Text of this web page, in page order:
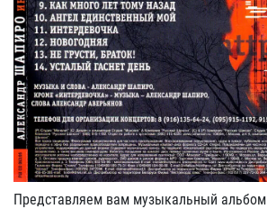
Представляем вам музыкальный альбом